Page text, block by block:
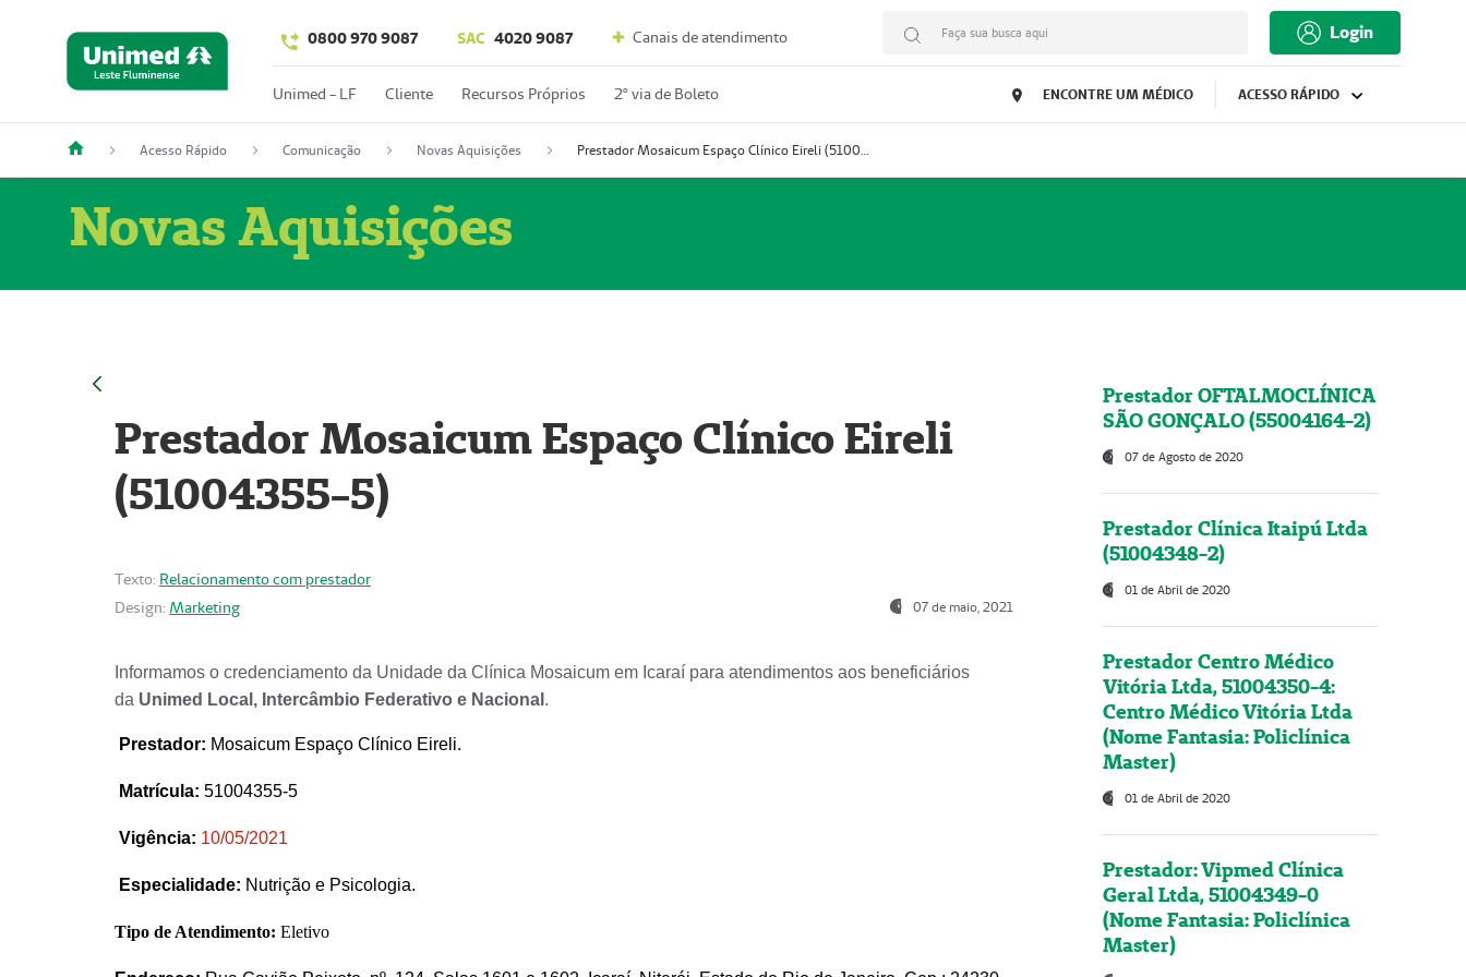
0800 970 9087 SAC 4020 9087 Canais de atendimento Faça sua busca aqui Login
Unimed - LF Cliente Recursos Próprios 2º via de Boleto ENCONTRE UM MÉDICO ACESSO RÁPIDO
Acesso Rápido Comunicação Novas Aquisições Prestador Mosaicum Espaço Clínico Eireli (51004355-5)
Novas Aquisições
Prestador Mosaicum Espaço Clínico Eireli
(51004355-5)
Texto: Relacionamento com prestador
Design: Marketing 07 de maio, 2021
Informamos o credenciamento da Unidade da Clínica Mosaicum em Icaraí para atendimentos aos beneficiários
da Unimed Local, Intercâmbio Federativo e Nacional .
Prestador: Mosaicum Espaço Clínico Eireli.
Matrícula: 51004355-5
Vigência: 10/05/2021
Especialidade: Nutrição e Psicologia.
Tipo de Atendimento: Eletivo
Prestador OFTALMOCLÍNICA
SÃO GONÇALO (55004164-2)
07 de Agosto de 2020
Prestador Clínica Itaipú Ltda
(51004348-2)
01 de Abril de 2020
Prestador Centro Médico
Vitória Ltda, 51004350-4:
Centro Médico Vitória Ltda
(Nome Fantasia: Policlínica
Master)
01 de Abril de 2020
Prestador: Vipmed Clínica
Geral Ltda, 51004349-0
(Nome Fantasia: Policlínica
Master)